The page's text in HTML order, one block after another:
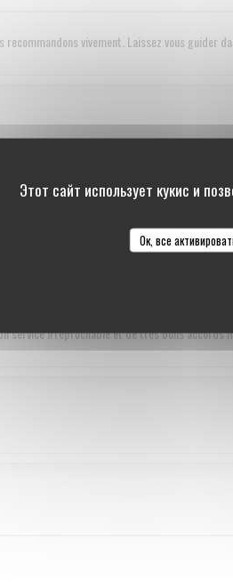
Этот сайт использует кукис и
Ок, все
recommandons vivement. Laissez vous guider
service est très discret et très agréable.
service irréprochable et de très bons accords